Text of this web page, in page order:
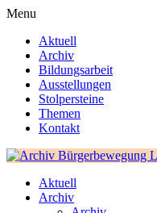
Menu
Aktuell
Archiv
Bildungsarbeit
Ausstellungen
Stolpersteine
Themen
Kontakt
Aktuell
Archiv